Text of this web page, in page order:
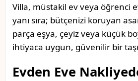
Villa, müstakil ev veya öğrenci
yanı sıra; bütçenizi koruyan
parça eşya, çeyiz veya küçük
ihtiyaca uygun, güvenilir bir
Evden Eve